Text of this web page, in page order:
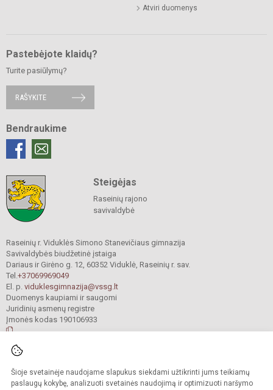
Šioje svetainėje naudojame slapukus siekdami užtikrinti jums teikiamų
paslaugų kokybę, analizuoti svetainės naudojimą ir optimizuoti naršymo
Atviri duomenys
Pastebėjote klaidų?
Turite pasiūlymų?
RAŠYKITE
Bendraukime
Steigėjas
Raseinių rajono
savivaldybė
Raseinių r. Viduklės Simono Stanevičiaus gimnazija
Savivaldybės biudžetinė įstaiga
Dariaus ir Girėno g. 12, 60352 Viduklė, Raseinių r. sav.
Tel.+37069969049
El. p. viduklesgimnazija@vssg.lt
Duomenys kaupiami ir saugomi
Juridinių asmenų registre
Įmonės kodas 190106933
saugomos.
Kopijuoti turinį be raštiško gimnazijos sutikimo griežtai draudžiama.